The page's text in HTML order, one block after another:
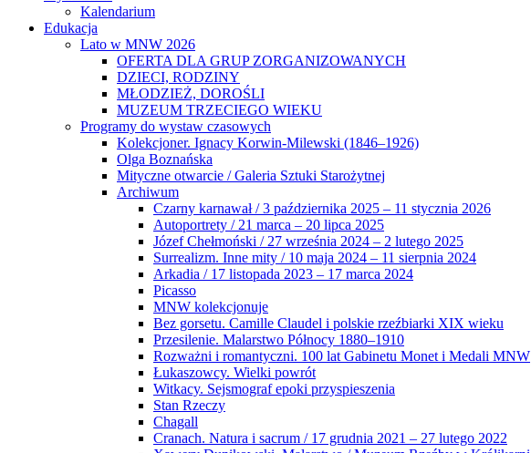
Kalendarium
Edukacja
Lato w MNW 2026
OFERTA DLA GRUP ZORGANIZOWANYCH
DZIECI, RODZINY
MŁODZIEŻ, DOROŚLI
MUZEUM TRZECIEGO WIEKU
Programy do wystaw czasowych
Kolekcjoner. Ignacy Korwin-Milewski (1846–1926)
Olga Boznańska
Mityczne otwarcie / Galeria Sztuki Starożytnej
Archiwum
Czarny karnawał / 3 października 2025 – 11 stycznia 2026
Autoportrety / 21 marca – 20 lipca 2025
Józef Chełmoński / 27 września 2024 – 2 lutego 2025
Surrealizm. Inne mity / 10 maja 2024 – 11 sierpnia 2024
Arkadia / 17 listopada 2023 – 17 marca 2024
Picasso
MNW kolekcjonuje
Bez gorsetu. Camille Claudel i polskie rzeźbiarki XIX wieku
Przesilenie. Malarstwo Północy 1880–1910
Rozważni i romantyczni. 100 lat Gabinetu Monet i Medali MNW
Łukaszowcy. Wielki powrót
Witkacy. Sejsmograf epoki przyspieszenia
Stan Rzeczy
Chagall
Cranach. Natura i sacrum / 17 grudnia 2021 – 27 lutego 2022